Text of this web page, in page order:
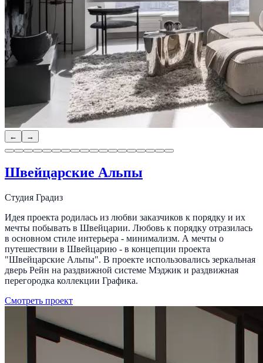
← →
Швейцарские Альпы
Студия Градиз
Идея проекта родилась из любви заказчиков к порядку и их
мечты побывать в Швейцарии. Любовь к порядку отразилась
в основном стиле интерьера - минимализм. А мечты о
путешествии в Швейцарию - в концепции проекта
"Швейцарские Альпы". В проекте использовались зеркальная
дверь Рейн на раздвижной системе Мэджик и раздвижная
перегородка коллекции Графика.
Смотреть проект